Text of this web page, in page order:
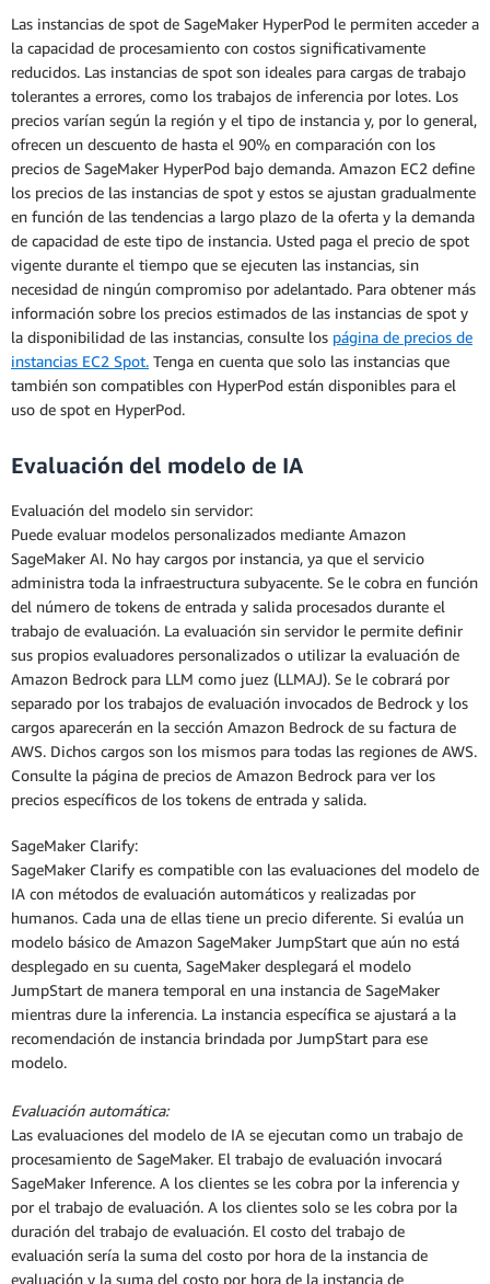
Las instancias de spot de SageMaker HyperPod le permiten acceder a
la capacidad de procesamiento con costos significativamente
reducidos. Las instancias de spot son ideales para cargas de trabajo
tolerantes a errores, como los trabajos de inferencia por lotes. Los
precios varían según la región y el tipo de instancia y, por lo general,
ofrecen un descuento de hasta el 90% en comparación con los
precios de SageMaker HyperPod bajo demanda. Amazon EC2 define
los precios de las instancias de spot y estos se ajustan gradualmente
en función de las tendencias a largo plazo de la oferta y la demanda
de capacidad de este tipo de instancia. Usted paga el precio de spot
vigente durante el tiempo que se ejecuten las instancias, sin
necesidad de ningún compromiso por adelantado. Para obtener más
información sobre los precios estimados de las instancias de spot y
la disponibilidad de las instancias, consulte los página de precios de
instancias EC2 Spot. Tenga en cuenta que solo las instancias que
también son compatibles con HyperPod están disponibles para el
uso de spot en HyperPod.
Evaluación del modelo de IA
Evaluación del modelo sin servidor:
Puede evaluar modelos personalizados mediante Amazon
SageMaker AI. No hay cargos por instancia, ya que el servicio
administra toda la infraestructura subyacente. Se le cobra en función
del número de tokens de entrada y salida procesados durante el
trabajo de evaluación. La evaluación sin servidor le permite definir
sus propios evaluadores personalizados o utilizar la evaluación de
Amazon Bedrock para LLM como juez (LLMAJ). Se le cobrará por
separado por los trabajos de evaluación invocados de Bedrock y los
cargos aparecerán en la sección Amazon Bedrock de su factura de
AWS. Dichos cargos son los mismos para todas las regiones de AWS.
Consulte la página de precios de Amazon Bedrock para ver los
precios específicos de los tokens de entrada y salida.
SageMaker Clarify:
SageMaker Clarify es compatible con las evaluaciones del modelo de
IA con métodos de evaluación automáticos y realizadas por
humanos. Cada una de ellas tiene un precio diferente. Si evalúa un
modelo básico de Amazon SageMaker JumpStart que aún no está
desplegado en su cuenta, SageMaker desplegará el modelo
JumpStart de manera temporal en una instancia de SageMaker
mientras dure la inferencia. La instancia específica se ajustará a la
recomendación de instancia brindada por JumpStart para ese
modelo.
Evaluación automática:
Las evaluaciones del modelo de IA se ejecutan como un trabajo de
procesamiento de SageMaker. El trabajo de evaluación invocará
SageMaker Inference. A los clientes se les cobra por la inferencia y
por el trabajo de evaluación. A los clientes solo se les cobra por la
duración del trabajo de evaluación. El costo del trabajo de
evaluación sería la suma del costo por hora de la instancia de
evaluación y la suma del costo por hora de la instancia de